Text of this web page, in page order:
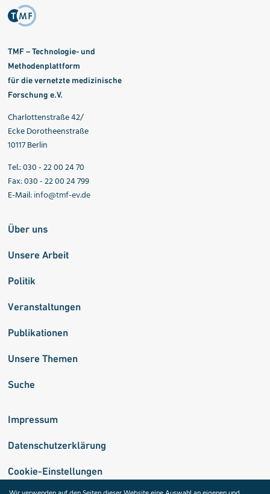
TMF – Technologie- und
Methodenplattform
für die vernetzte medizinische
Forschung e.V.
Charlottenstraße 42/
Ecke Dorotheenstraße
10117 Berlin
Tel.: 030 - 22 00 24 70
Fax: 030 - 22 00 24 799
E-Mail:info@tmf-ev.de
Über uns
Unsere Arbeit
Politik
Veranstaltungen
Publikationen
Unsere Themen
Suche
Impressum
Datenschutzerklärung
Cookie-Einstellungen